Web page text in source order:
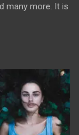
many more. It is